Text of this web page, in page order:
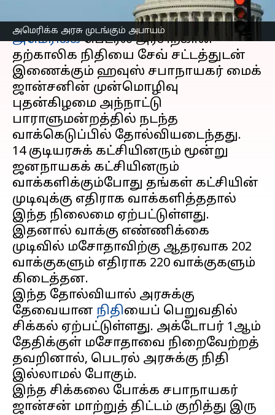
அமெரிக்க அரசு முடங்கும் அபாயம்
அமெரிக்கபெடரல் அரசிற்கான
தற்காலிக நிதியை சேவ் சட்டத்துடன்
இணைக்கும் ஹவுஸ் சபாநாயகர் மைக்
ஜான்சனின் முன்மொழிவு
புதன்கிழமை அந்நாட்டு
பாராளுமன்றத்தில் நடந்த
வாக்கெடுப்பில் தோல்வியடைந்தது.
14 குடியரசுக் கட்சியினரும் மூன்று
ஜனநாயகக் கட்சியினரும்
வாக்களிக்கும்போது தங்கள் கட்சியின்
முடிவுக்கு எதிராக வாக்களித்ததால்
இந்த நிலைமை ஏற்பட்டுள்ளது.
இதனால் வாக்கு எண்ணிக்கை
முடிவில் மசோதாவிற்கு ஆதரவாக 202
வாக்குகளும் எதிராக 220 வாக்குகளும்
கிடைத்தன.
இந்த தோல்வியால் அரசுக்கு
தேவையான நிதியைப் பெறுவதில்
சிக்கல் ஏற்பட்டுள்ளது. அக்டோபர் 1ஆம்
தேதிக்குள் மசோதாவை நிறைவேற்றத்
தவறினால், பெடரல் அரசுக்கு நிதி
இல்லாமல் போகும்.
இந்த சிக்கலை போக்க சபாநாயகர்
ஜான்சன் மாற்றுத் திட்டம் குறித்து இரு